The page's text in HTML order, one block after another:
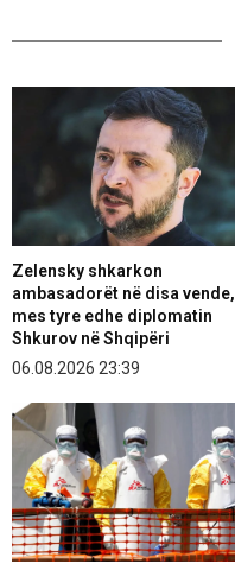
Zelensky shkarkon
ambasadorët në disa vende,
mes tyre edhe diplomatin
Shkurov në Shqipëri
06.08.2026 23:39